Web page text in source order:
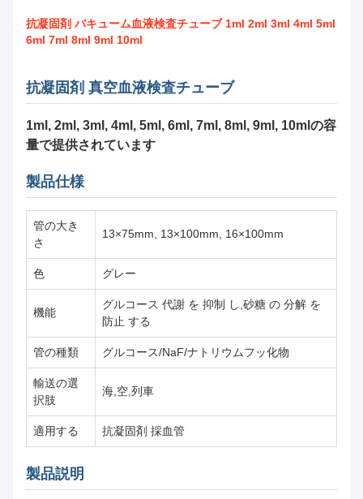
抗凝固剤 バキューム血液検査チューブ 1ml 2ml 3ml 4ml 5ml
6ml 7ml 8ml 9ml 10ml
抗凝固剤 真空血液検査チューブ
1ml, 2ml, 3ml, 4ml, 5ml, 6ml, 7ml, 8ml, 9ml, 10mlの容
量で提供されています
製品仕様
管の大き
さ
13×75mm, 13×100mm, 16×100mm
色 グレー
機能
グルコース 代謝 を 抑制 し,砂糖 の 分解 を
防止 する
管の種類 グルコース/NaF/ナトリウムフッ化物
輸送の選
択肢
海,空,列車
適用する 抗凝固剤 採血管
製品説明